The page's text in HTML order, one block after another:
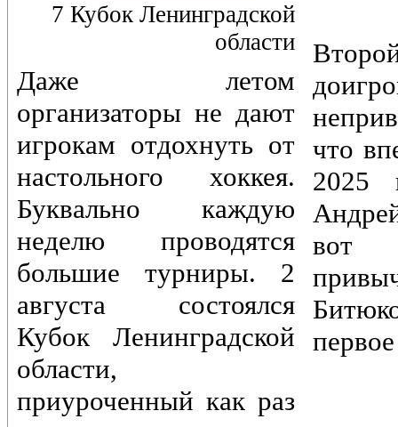
7 Кубок Ленинградской
области
Даже летом
организаторы не дают
игрокам отдохнуть от
настольного хоккея.
Буквально каждую
неделю проводятся
большие турниры. 2
августа состоялся
Кубок Ленинградской
области,
приуроченный как раз
что
2025
вот